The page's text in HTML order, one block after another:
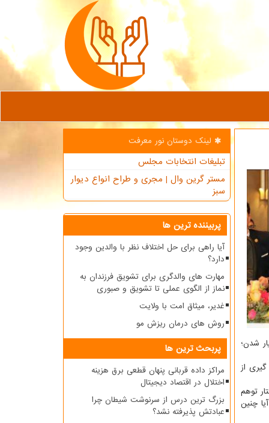
شدن؛
از
توهم
چنین
لینک دوستان نور معرفت
تبلیغات انتخابات مجلس
مستر گرین وال | مجری و طراح انواع دیوار
سبز
پربیننده ترین ها
آیا راهی برای حل اختلاف نظر با والدین وجود
دارد؟
مهارت های والدگری برای تشویق فرزندان به
نماز از الگوی عملی تا تشویق و صبوری
غدیر، میثاق امت با ولایت
روش های درمان ریزش مو
پربحث ترین ها
مراکز داده قربانی پنهان قطعی برق هزینه
اختلال در اقتصاد دیجیتال
بزرگ ترین درس از سرنوشت شیطان چرا
عبادتش پذیرفته نشد؟